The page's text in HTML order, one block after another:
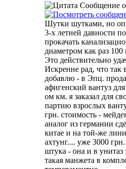
Сообщение
Шутки шутками, но
3-х летней давности
прокачать
диаметром как раз 100
Это действительно
Искренне рад, что так
добавлю - в Эпц.
афигенский вантуз
ом км. я заказал для
партию взрослых
грн. стоимость -
аналог из германии
китае и на той-же
ахтунг.... уже 3000 грн.
штука - она и в унитаз
такая манжета в